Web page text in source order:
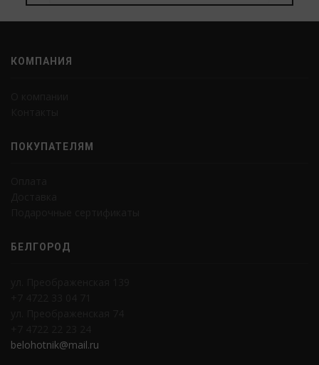
КОМПАНИЯ
ПОКУПАТЕЛЯМ
БЕЛГОРОД
belohotnik@mail.ru